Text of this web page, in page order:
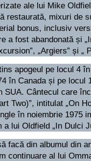
ale lui Mike
restaurată, mixuri de
bonus, inclusiv
a fost abandonată și
„Argiers” și „
apogeul pe locul 4
în Canada și pe locul
SUA. Cântecul care
Two)”, intitulat „On
în noiembrie 1975
a lui Oldfield „In Dulci
facă din albumul din
continuare al lui